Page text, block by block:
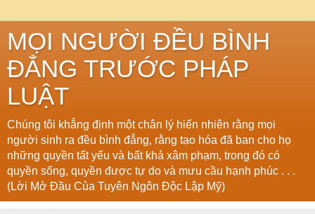
MỌI NGƯỜI ĐỀU BÌNH
ĐẲNG TRƯỚC PHÁP
LUẬT
Chúng tôi khẳng định một chân lý hiển nhiên rằng mọi
người sinh ra đều bình đẳng, rằng tạo hóa đã ban cho họ
những quyền tất yếu và bất khả xâm phạm, trong đó có
quyền sống, quyền được tự do và mưu cầu hạnh phúc . . .
(Lời Mở Đầu Của Tuyên Ngôn Độc Lập Mỹ)